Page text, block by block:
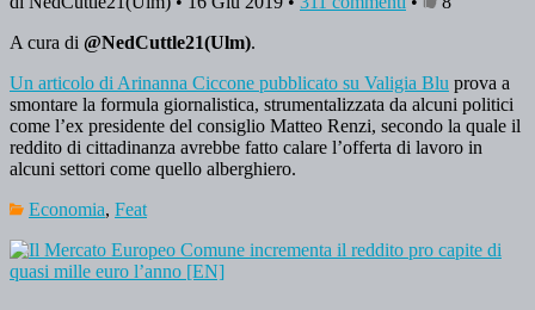
A cura di @NedCuttle21(Ulm).
Un articolo di Arinanna Ciccone pubblicato su Valigia Blu prova a
smontare la formula giornalistica, strumentalizzata da alcuni politici
come l’ex presidente del consiglio Matteo Renzi, secondo la quale il
reddito di cittadinanza avrebbe fatto calare l’offerta di lavoro in
alcuni settori come quello alberghiero.
Economia, Feat